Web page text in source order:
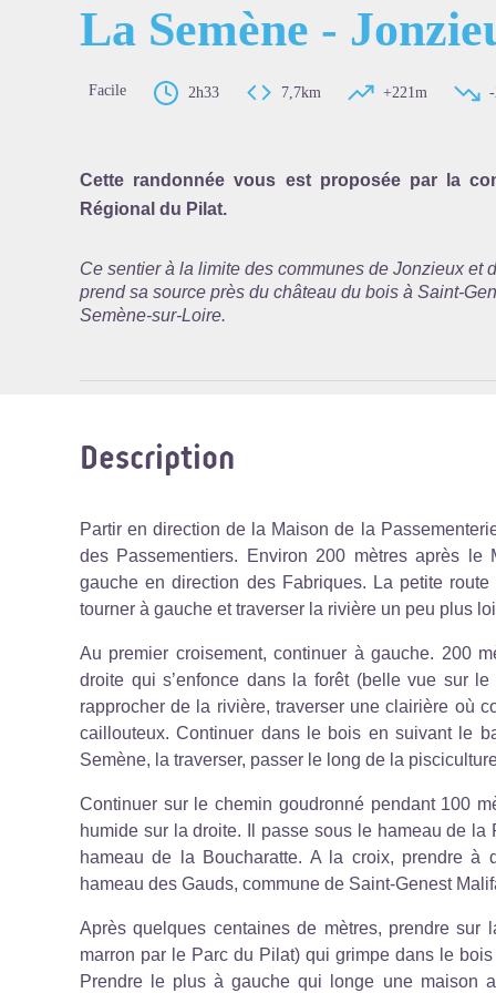
Voir
La Semène -
Facile 2h33 7,7km +221m
Cette randonnée vous est proposée par la
Régional du Pilat.
Ce sentier à la limite des communes de Jonzieux et
prend sa source près du château du bois à Saint-
Semène-sur-Loire.
Description
Partir en direction de la Maison de la
des Passementiers. Environ 200 mètres après le
gauche en direction des Fabriques. La petite
tourner à gauche et traverser la rivière un peu plus
Au premier croisement, continuer à gauche. 200
droite qui s’enfonce dans la forêt (belle vue sur
rapprocher de la rivière, traverser une clairière où
caillouteux. Continuer dans le bois en suivant le
Semène, la traverser, passer le long de la
Continuer sur le chemin goudronné pendant 100
humide sur la droite. Il passe sous le hameau de la
hameau de la Boucharatte. A la croix, prendre à
hameau des Gauds, commune de Saint-Genest
Après quelques centaines de mètres, prendre
marron par le Parc du Pilat) qui grimpe dans le
Prendre le plus à gauche qui longe une maison